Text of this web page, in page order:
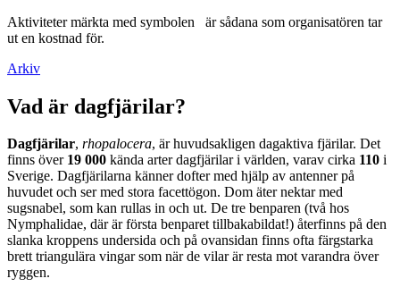
Aktiviteter märkta med symbolen
är sådana som organisatören tar
ut en kostnad för.
Arkiv
Vad är dagfjärilar?
Dagfjärilar, rhopalocera, är huvudsakligen dagaktiva fjärilar. Det
finns över 19 000 kända arter dagfjärilar i världen, varav cirka 110 i
Sverige. Dagfjärilarna känner dofter med hjälp av antenner på
huvudet och ser med stora facettögon. Dom äter nektar med
sugsnabel, som kan rullas in och ut. De tre benparen (två hos
Nymphalidae, där är första benparet tillbakabildat!) återfinns på den
slanka kroppens undersida och på ovansidan finns ofta färgstarka
brett triangulära vingar som när de vilar är resta mot varandra över
ryggen.